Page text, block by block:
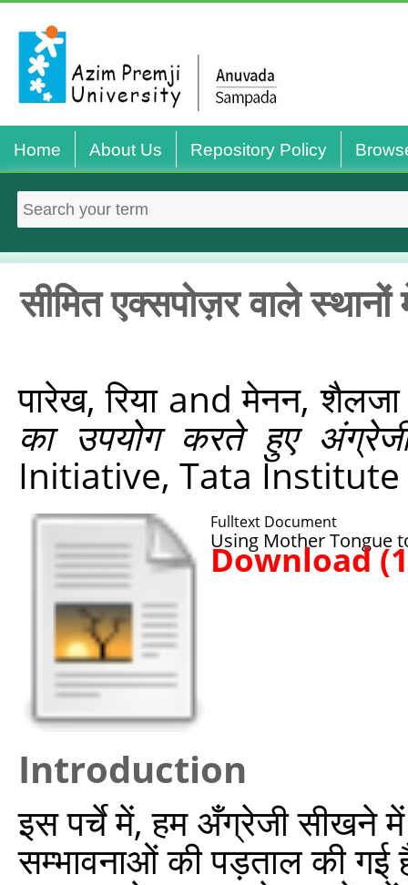
Home About Us Repository Policy
सीमित एक्सपोज़र वाले
पारेख, रियाandमेनन, शैलजा
का उपयोग करते हुए
Initiative, Tata Institute
Fulltext Document
Using Mother Tongue
Download
Introduction
इस पर्चे में, हम अँग्रेजी सीखने में
सम्भावनाओं की पड़ताल की गई